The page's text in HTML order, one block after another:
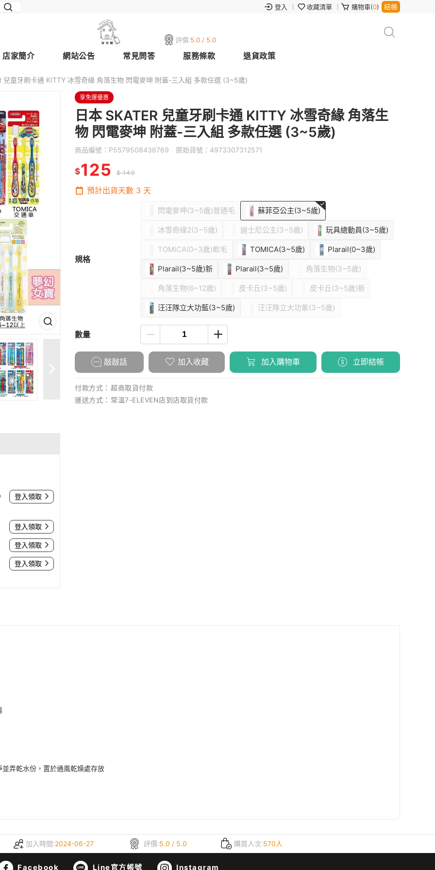
登入 收藏清單 購物車(0) 結帳
評價:5.0 / 5.0
店家簡介 網站公告 常見問答 服務條款 退貨政策
兒童牙刷卡通 KITTY 冰雪奇緣 角落生物 閃電麥坤 附蓋-三入組 多款任選 (3~5歲)
登入領取
登入領取
登入領取
登入領取
享免運優惠
日本 SKATER 兒童牙刷卡通 KITTY 冰雪奇緣 角落生
物 閃電麥坤 附蓋-三入組 多款任選 (3~5歲)
商品編號： P5579508436769 原始貨號： 4973307312571
$125 $ 149
預計出貨天數 3 天
規格
閃電麥坤(3~5歲)普通毛 蘇菲亞公主(3~5歲)
冰雪奇緣2(3~5歲) 迪士尼公主(3~5歲) 玩具總動員(3~5歲)
TOMICA(0~3歲)軟毛 TOMICA(3~5歲) Plarail(0~3歲)
Plarail(3~5歲)新 Plarail(3~5歲) 角落生物(3~5歲)
角落生物(6~12歲) 皮卡丘(3~5歲) 皮卡丘(3~5歲)新
汪汪隊立大功藍(3~5歲) 汪汪隊立大功紫(3~5歲)
數量
敲敲話 加入收藏 加入購物車 立即結帳
付款方式： 超商取貨付款
運送方式： 常溫7-ELEVEN店到店取貨付款
弄乾水份，置於通風乾燥處存放
加入時間:2024-06-27 評價:5.0 / 5.0 購買人次:570人
Facebook Line官方帳號 Instagram